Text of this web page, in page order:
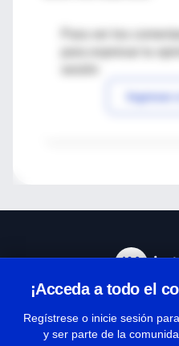
Para ver los
Ingresar
¡Acceda a todo el
Regístrese o inicie sesión
y ser parte de la